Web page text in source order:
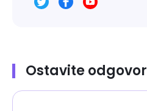
Ostavite odgovor